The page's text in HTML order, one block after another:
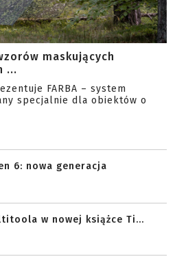
maskujących
...
FARBA – system
specjalnie dla obiektów o
6: nowa generacja
w nowej książce Ti...